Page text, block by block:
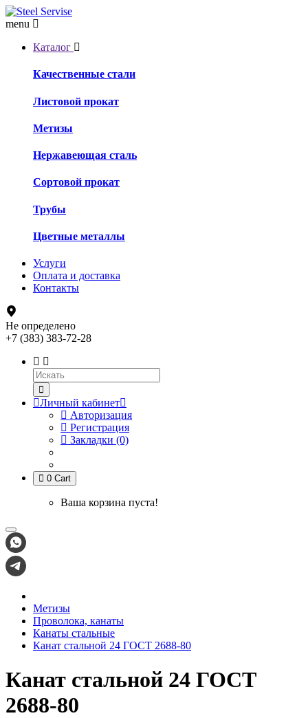
menu
Каталог
Качественные стали
Листовой прокат
Метизы
Нержавеющая сталь
Сортовой прокат
Трубы
Цветные металлы
Услуги
Оплата и доставка
Контакты
Не определено
+7 (383) 383-72-28
Личный кабинет
Авторизация
Регистрация
Закладки (0)
0 Cart
Ваша корзина пуста!
Метизы
Проволока, канаты
Канаты стальные
Канат стальной 24 ГОСТ 2688-80
Канат стальной 24 ГОСТ
2688-80